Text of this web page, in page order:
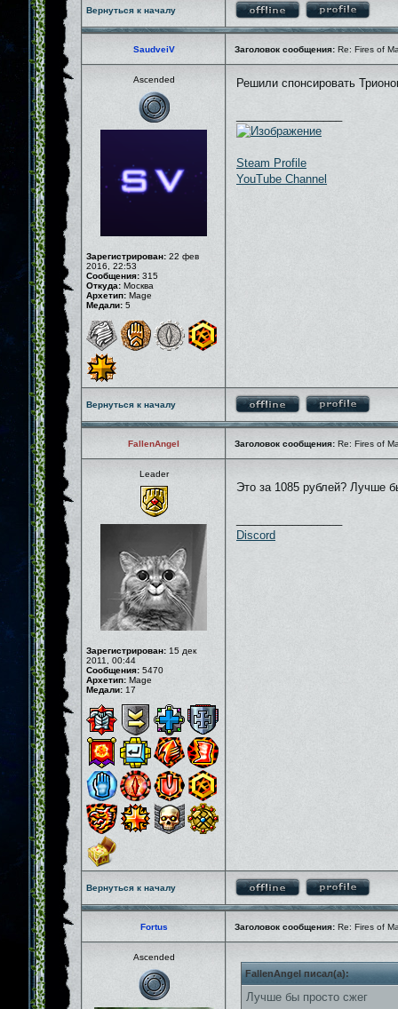
Вернуться к началу
SaudveiV Заголовок сообщения: Re: Fires of
Ascended
Зарегистрирован: 22 фев
2016, 22:53
Сообщения: 315
Откуда: Москва
Архетип: Mage
Медали: 5
Решили спонсировать
Steam Profile
YouTube Channel
Вернуться к началу
FallenAngel Заголовок сообщения: Re: Fires of
Leader
Зарегистрирован: 15 дек
2011, 00:44
Сообщения: 5470
Архетип: Mage
Медали: 17
Это за 1085 рублей? Лучше
Discord
Вернуться к началу
Fortus Заголовок сообщения: Re: Fires of
Ascended
FallenAngel писал(а):
Лучше бы просто сжег